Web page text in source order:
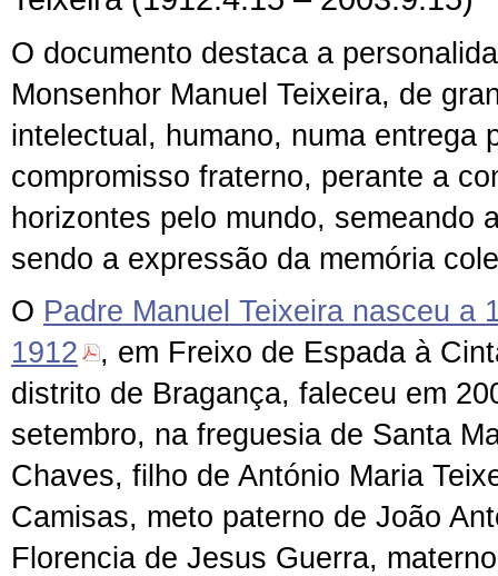
O documento destaca a
Monsenhor Manuel Teixeira, de
intelectual, humano, numa entrega
compromisso fraterno, perante a
horizontes pelo mundo, semeando
sendo a expressão da memória
O Padre Manuel Teixeira nasceu a
1912
, em Freixo de Espada à
distrito de Bragança, faleceu em
setembro, na freguesia de Santa
Chaves, filho de António Maria
Camisas, meto paterno de João
Florencia de Jesus Guerra,